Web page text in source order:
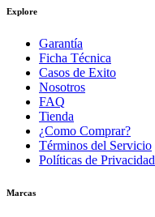
Explore
Garantía
Ficha Técnica
Casos de Exito
Nosotros
FAQ
Tienda
¿Como Comprar?
Términos del Servicio
Políticas de Privacidad
Marcas